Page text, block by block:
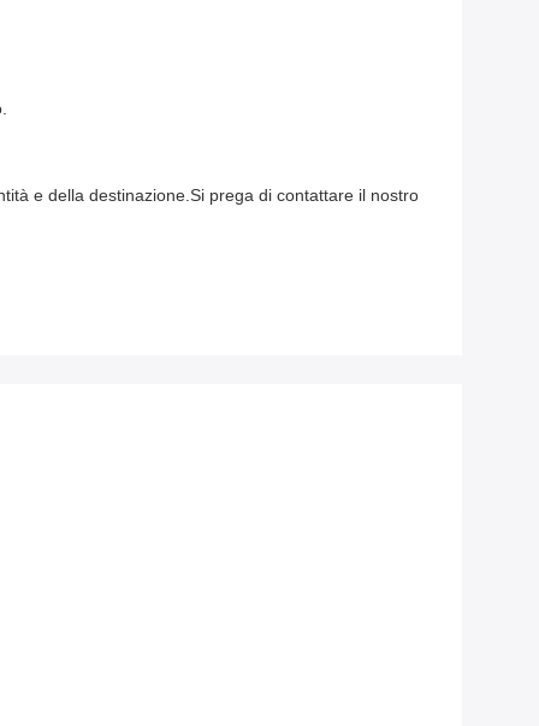
e della destinazione.Si prega di contattare il nostro